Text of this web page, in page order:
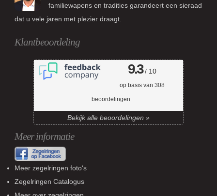
familiewapens en tradities garandeert een sieraad
dat u vele jaren met plezier draagt.
Klantbeoordeling
9.3/ 10
op basis van 308
beoordelingen
Bekijk alle beoordelingen »
Meer informatie
Meer zegelringen foto's
Zegelringen Catalogus